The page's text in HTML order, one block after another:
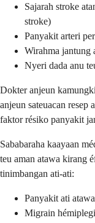
Sajarah stroke
stroke)
Panyakit arteri
Wirahma jantung
Nyeri dada anu
Dokter anjeun
anjeun sateuacan resep
faktor résiko panyakit
Sababaraha kaayaan
teu aman atawa kirang
tinimbangan ati-ati:
Panyakit ati
Migrain